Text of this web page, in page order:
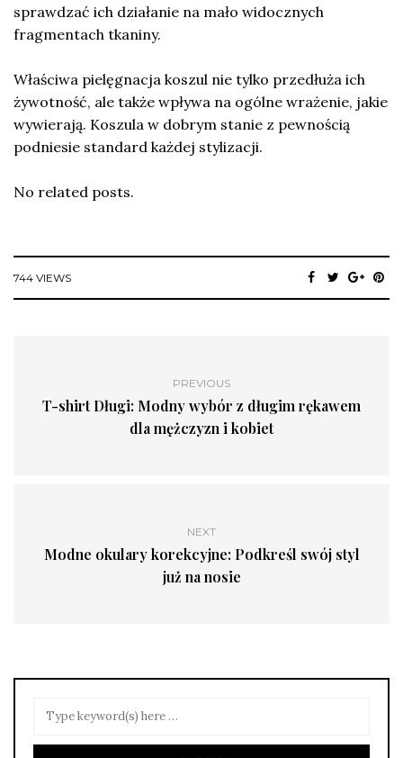
sprawdzać ich działanie na mało widocznych
fragmentach tkaniny.
Właściwa pielęgnacja koszul nie tylko przedłuża ich
żywotność, ale także wpływa na ogólne wrażenie, jakie
wywierają. Koszula w dobrym stanie z pewnością
podniesie standard każdej stylizacji.
No related posts.
744 VIEWS
PREVIOUS
T-shirt Długi: Modny wybór z długim rękawem
dla mężczyzn i kobiet
NEXT
Modne okulary korekcyjne: Podkreśl swój styl
już na nosie